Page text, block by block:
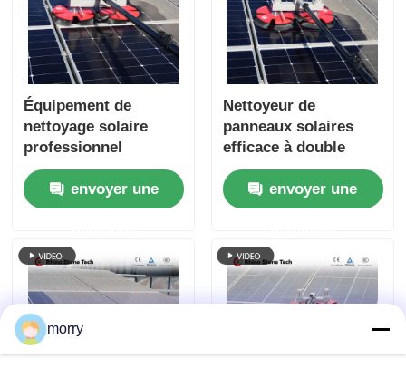
Équipement de
nettoyage solaire
professionnel
envoyer une
Nettoyeur de
panneaux solaires
efficace à double
alimentation, brosse
de nettoyage à
rotation de poteau
envoyer une
morry